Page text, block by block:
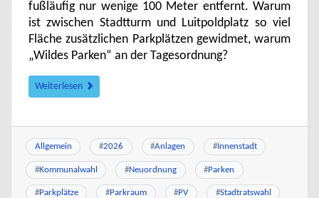
fußläufig nur wenige 100 Meter entfernt. Warum
ist zwischen Stadtturm und Luitpoldplatz so viel
Fläche zusätzlichen Parkplätzen gewidmet, warum
„Wildes Parken“ an der Tagesordnung?
Weiterlesen
Allgemein #2026 #Anlagen #Innenstadt
#Kommunalwahl #Neuordnung #Parken
#Parkplätze #Parkraum #PV #Stadtratswahl